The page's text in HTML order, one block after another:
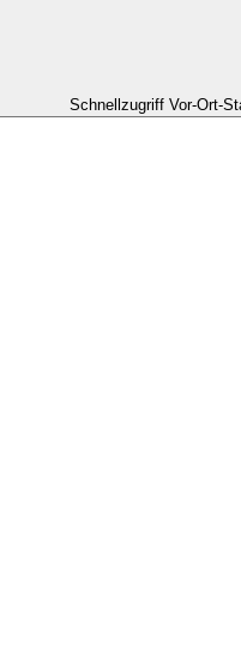
Schnellzugriff Vor-Ort-